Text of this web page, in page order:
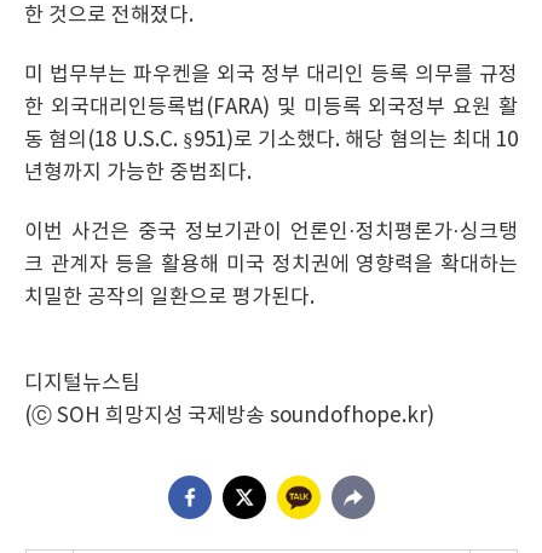
한 것으로 전해졌다.
미 법무부는 파우켄을 외국 정부 대리인 등록 의무를 규정
한 외국대리인등록법(FARA) 및 미등록 외국정부 요원 활
동 혐의(18 U.S.C. §951)로 기소했다. 해당 혐의는 최대 10
년형까지 가능한 중범죄다.
이번 사건은 중국 정보기관이 언론인·정치평론가·싱크탱
크 관계자 등을 활용해 미국 정치권에 영향력을 확대하는
치밀한 공작의 일환으로 평가된다.
디지털뉴스팀
(ⓒ SOH 희망지성 국제방송 soundofhope.kr)